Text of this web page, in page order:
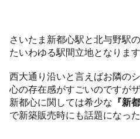
さいたま新都心駅と北与野駅
たいわゆる駅間立地となります
西大通り沿いと言えばお隣の
心の存在感がすごいのですが
新都心に関しては希少な 『新
で新築販売時にも話題になった